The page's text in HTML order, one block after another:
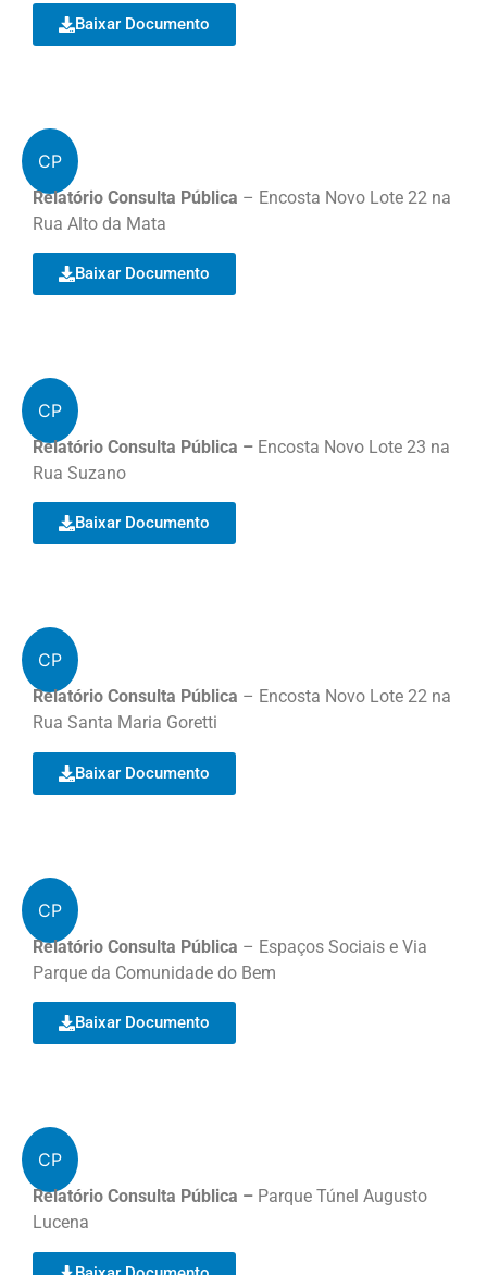
Baixar Documento
CP
Relatório Consulta Pública – Encosta Novo Lote 22 na
Rua Alto da Mata
Baixar Documento
CP
Relatório Consulta Pública – Encosta Novo Lote 23 na
Rua Suzano
Baixar Documento
CP
Relatório Consulta Pública – Encosta Novo Lote 22 na
Rua Santa Maria Goretti
Baixar Documento
CP
Relatório Consulta Pública – Espaços Sociais e Via
Parque da Comunidade do Bem
Baixar Documento
CP
Relatório Consulta Pública – Parque Túnel Augusto
Lucena